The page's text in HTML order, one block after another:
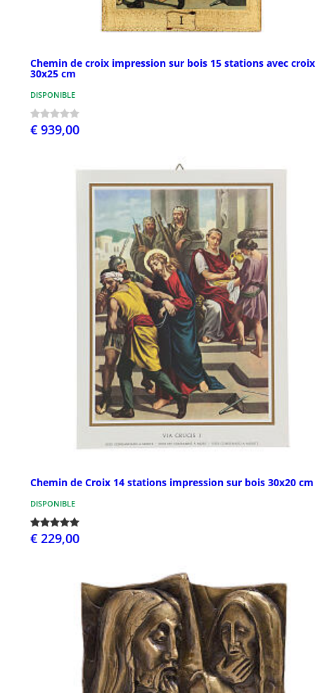
Chemin de croix impression sur bois 15 stations avec croix
30x25 cm
DISPONIBLE
€ 939,00
Chemin de Croix 14 stations impression sur bois 30x20 cm
DISPONIBLE
€ 229,00